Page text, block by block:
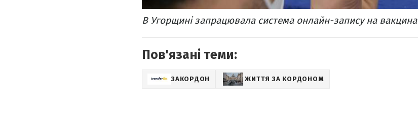
В Угорщині запрацювала система онлайн-запису на
Пов'язані теми:
ЗАКОРДОН ЖИТТЯ ЗА КОРДОНОМ